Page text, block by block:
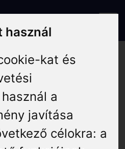
használ
kat és
a
javítása
célokra: a